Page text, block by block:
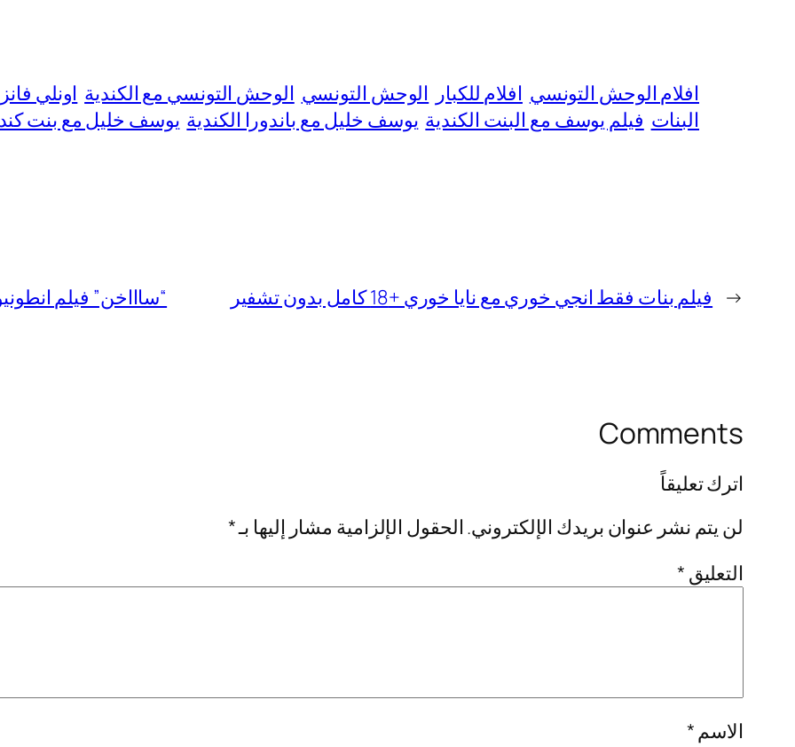
افلام الوحش التونسي افلام للكبار الوحش التونسي الوحش التونسي مع الكندية اونلي
البنات فيلم يوسف مع البنت الكندية يوسف خليل مع باندورا الكندية يوسف خليل مع بنت
← فيلم بنات فقط انجي خوري مع نايا خوري +18 كامل بدون تشفير “ساااخن” فيلم انطونيو
Comments
اترك تعليقاً
لن يتم نشر عنوان بريدك الإلكتروني. الحقول الإلزامية مشار إليها بـ*
التعليق *
الاسم *